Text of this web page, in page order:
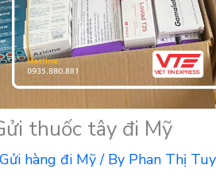
thuốc tây đi Mỹ
Gửi hàng đi Mỹ/ By Phan Thị